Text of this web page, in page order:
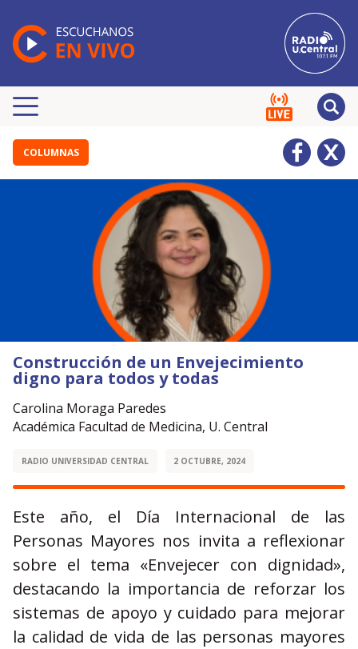
COLUMNAS
Construcción de un Envejecimiento
digno para todos y todas
Carolina Moraga Paredes
Académica Facultad de Medicina, U. Central
RADIO UNIVERSIDAD CENTRAL 2 OCTUBRE, 2024
Este año, el Día Internacional de las
Personas Mayores nos invita a reflexionar
sobre el tema «Envejecer con dignidad»,
destacando la importancia de reforzar los
sistemas de apoyo y cuidado para mejorar
la calidad de vida de las personas mayores